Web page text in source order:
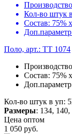
Кол-во штук
Состав: 75%
Поло, арт.: TT 1074
Состав: 75%
Кол-во штук в уп: 5
Размеры: 134,
Цена оптом
1 050 руб.